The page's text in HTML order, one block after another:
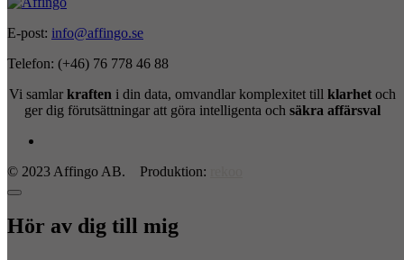
E-post: info@affingo.se
Telefon: (+46) 76 778 46 88
Vi samlar kraften i din data, omvandlar komplexitet till klarhetoch
ger dig förutsättningar att göra intelligenta och säkra affärsval
© 2023 Affingo AB. Produktion:
Hör av dig till mig